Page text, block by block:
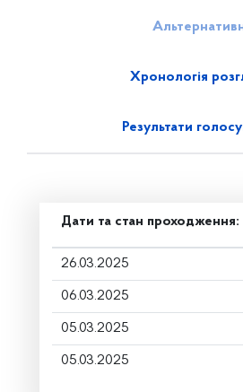
Хронологія
Результати
Дати та стан проходження:
26.03.2025
06.03.2025
05.03.2025
05.03.2025